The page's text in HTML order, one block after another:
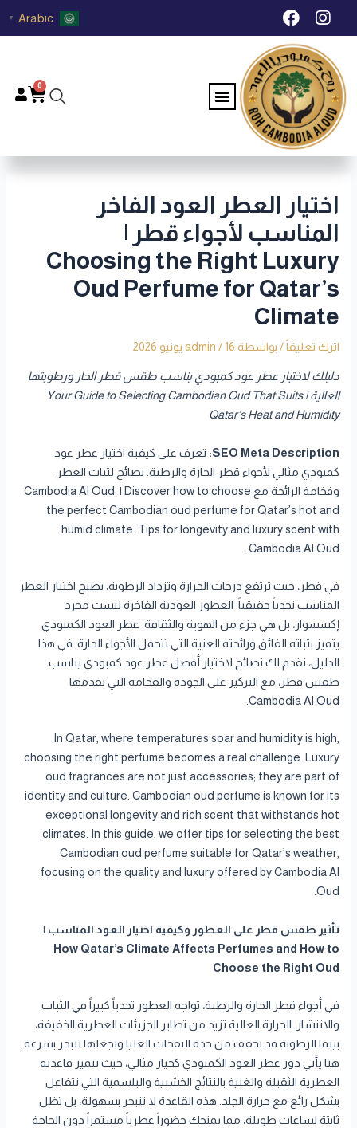
تخطي I
n
s
t
a
g
r
a
m
F
a
c
e
b
o
o
k
Arabic
▼
Menu
0
اختيار العطر العود الفاخر
المناسب لأجواء قطر |
Choosing the Right Luxury
Oud Perfume for Qatar’s
Climate
اترك تعليقاً / بواسطة admin /16 يونيو 2026
دليلك لاختيار عطر عود كمبودي يناسب طقس قطر الحار ورطوبتها
العالية | Your Guide to Selecting Cambodian Oud That Suits
Qatar’s Heat and Humidity
SEO Meta Description: تعرف على كيفية اختيار عطر عود
كمبودي مثالي لأجواء قطر الحارة والرطبة. نصائح لثبات العطر
وفخامة الرائحة مع Cambodia Al Oud. | Discover how to choose
the perfect Cambodian oud perfume for Qatar’s hot and
humid climate. Tips for longevity and luxury scent with
Cambodia Al Oud.
في قطر، حيث ترتفع درجات الحرارة وتزداد الرطوبة، يصبح اختيار العطر
المناسب تحدياً حقيقياً. العطور العودية الفاخرة ليست مجرد
إكسسوار، بل هي جزء من الهوية والثقافة. عطر العود الكمبودي
يتميز بثباته الفائق ورائحته الغنية التي تتحمل الأجواء الحارة. في هذا
الدليل، نقدم لك نصائح لاختيار أفضل عطر عود كمبودي يناسب
طقس قطر، مع التركيز على الجودة والفخامة التي تقدمها
Cambodia Al Oud.
In Qatar, where temperatures soar and humidity is high,
choosing the right perfume becomes a real challenge. Luxury
oud fragrances are not just accessories; they are part of
identity and culture. Cambodian oud perfume is known for its
exceptional longevity and rich scent that withstands hot
climates. In this guide, we offer tips for selecting the best
Cambodian oud perfume suitable for Qatar’s weather,
focusing on the quality and luxury offered by Cambodia Al
Oud.
تأثير طقس قطر على العطور وكيفية اختيار العود المناسب |
How Qatar’s Climate Affects Perfumes and How to
Choose the Right Oud
في أجواء قطر الحارة والرطبة، تواجه العطور تحدياً كبيراً في الثبات
والانتشار. الحرارة العالية تزيد من تطاير الجزيئات العطرية الخفيفة،
بينما الرطوبة قد تخفف من حدة النفحات العليا وتجعلها تتبخر بسرعة.
هنا يأتي دور عطر العود الكمبودي كخيار مثالي، حيث تتميز قاعدته
العطرية الثقيلة والغنية بالنتائج الخشبية والبلسمية التي تتفاعل
بشكل رائع مع حرارة الجلد. هذه القاعدة لا تتبخر بسهولة، بل تظل
ثابتة لساعات طويلة، مما يمنحك حضوراً عطرياً مستمراً دون الحاجة
Post
navigation